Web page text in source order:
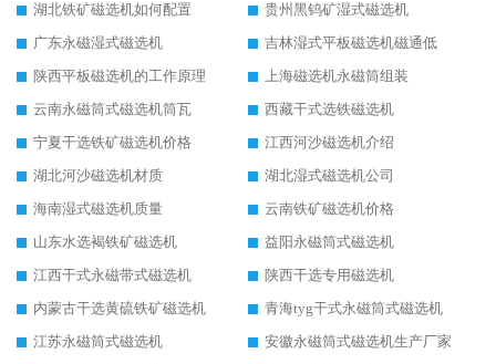
湖北铁矿磁选机如何配置
贵州黑钨矿湿式磁选机
广东永磁湿式磁选机
吉林湿式平板磁选机磁通低
陕西平板磁选机的工作原理
上海磁选机永磁筒组装
云南永磁筒式磁选机筒瓦
西藏干式选铁磁选机
宁夏干选铁矿磁选机价格
江西河沙磁选机介绍
湖北河沙磁选机材质
湖北湿式磁选机公司
海南湿式磁选机质量
云南铁矿磁选机价格
山东水选褐铁矿磁选机
益阳永磁筒式磁选机
江西干式永磁带式磁选机
陕西干选专用磁选机
内蒙古干选黄硫铁矿磁选机
青海tyg干式永磁筒式磁选机
江苏永磁筒式磁选机
安徽永磁筒式磁选机生产厂家